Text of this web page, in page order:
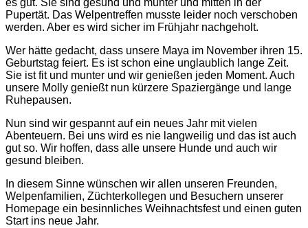
es gut. Sie sind gesund und munter und mitten in der
Pupertät. Das Welpentreffen musste leider noch verschoben
werden. Aber es wird sicher im Frühjahr nachgeholt.
Wer hätte gedacht, dass unsere Maya im November ihren 15.
Geburtstag feiert. Es ist schon eine unglaublich lange Zeit.
Sie ist fit und munter und wir genießen jeden Moment. Auch
unsere Molly genießt nun kürzere Spaziergänge und lange
Ruhepausen.
Nun sind wir gespannt auf ein neues Jahr mit vielen
Abenteuern. Bei uns wird es nie langweilig und das ist auch
gut so. Wir hoffen, dass alle unsere Hunde und auch wir
gesund bleiben.
In diesem Sinne wünschen wir allen unseren Freunden,
Welpenfamilien, Züchterkollegen und Besuchern unserer
Homepage ein besinnliches Weihnachtsfest und einen guten
Start ins neue Jahr.